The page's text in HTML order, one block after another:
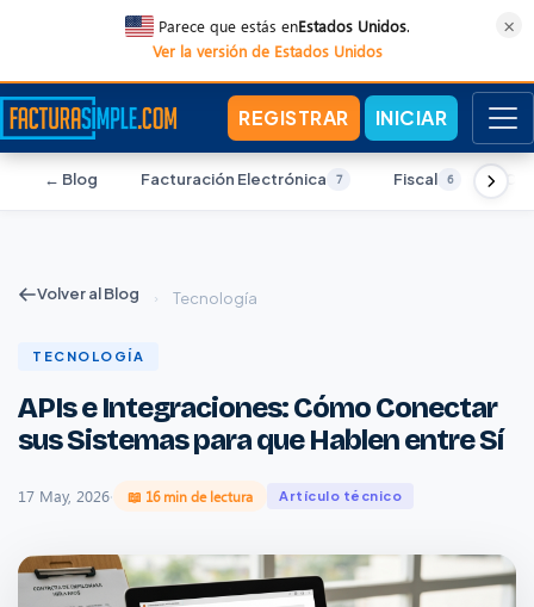
Parece que estás enEstados Unidos.
Ver la versión de Estados Unidos
×
REGISTRAR INICIAR
← Blog Facturación Electrónica 7 Fiscal 6
Volver al Blog › Tecnología
TECNOLOGÍA
APIs e Integraciones: Cómo Conectar
sus Sistemas para que Hablen entre Sí
17 May, 2026· 📖 16 min de lectura Artículo técnico